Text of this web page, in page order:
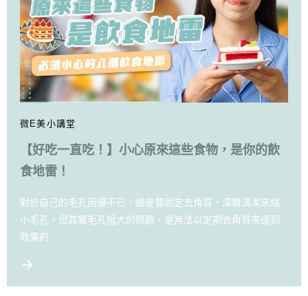
微E美小講堂
【好吃一直吃！】小心原來這些食物，是你的飲
食地雷！
對於自己的毛孔困擾不已，總是要固定去角質、深層清潔來縮
小毛孔。但其實毛孔粗大的問題，是無法以定期去角質來達到
效果的